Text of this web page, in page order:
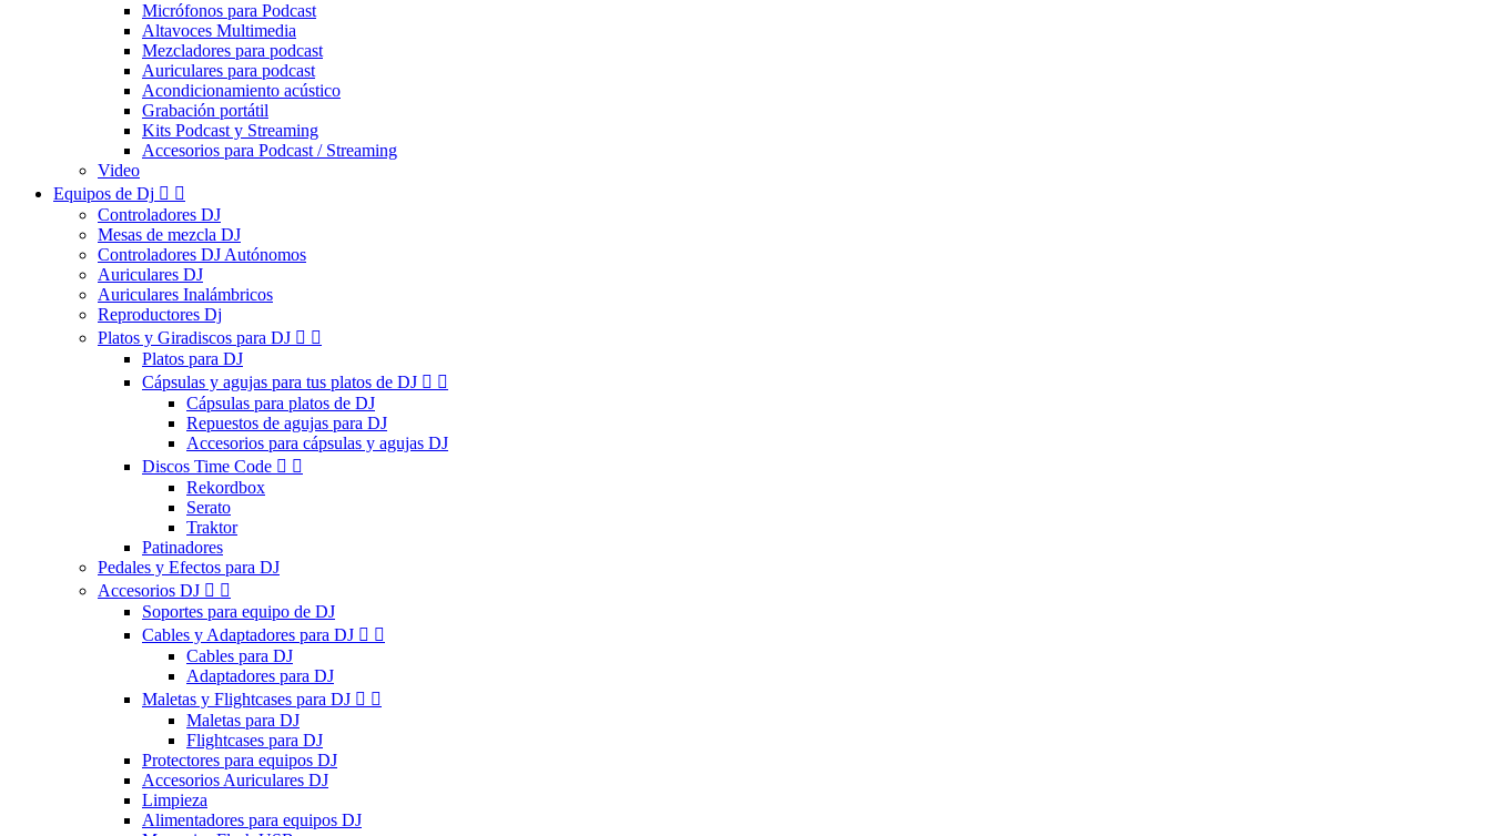
Micrófonos para Podcast
Altavoces Multimedia
Mezcladores para podcast
Auriculares para podcast
Acondicionamiento acústico
Grabación portátil
Kits Podcast y Streaming
Accesorios para Podcast / Streaming
Video
Equipos de Dj  
Controladores DJ
Mesas de mezcla DJ
Controladores DJ Autónomos
Auriculares DJ
Auriculares Inalámbricos
Reproductores Dj
Platos y Giradiscos para DJ  
Platos para DJ
Cápsulas y agujas para tus platos de DJ  
Cápsulas para platos de DJ
Repuestos de agujas para DJ
Accesorios para cápsulas y agujas DJ
Discos Time Code  
Rekordbox
Serato
Traktor
Patinadores
Pedales y Efectos para DJ
Accesorios DJ  
Soportes para equipo de DJ
Cables y Adaptadores para DJ  
Cables para DJ
Adaptadores para DJ
Maletas y Flightcases para DJ  
Maletas para DJ
Flightcases para DJ
Protectores para equipos DJ
Accesorios Auriculares DJ
Limpieza
Alimentadores para equipos DJ